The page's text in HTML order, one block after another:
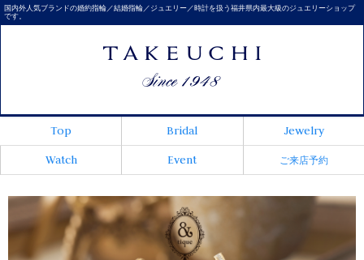
国内外人気ブランドの婚約指輪／結婚指輪／ジュエリー／時計を扱う福井県内最大級のジュエリーショップ
です。
Top Bridal
Jewelry
Watch
Event ご来店予約